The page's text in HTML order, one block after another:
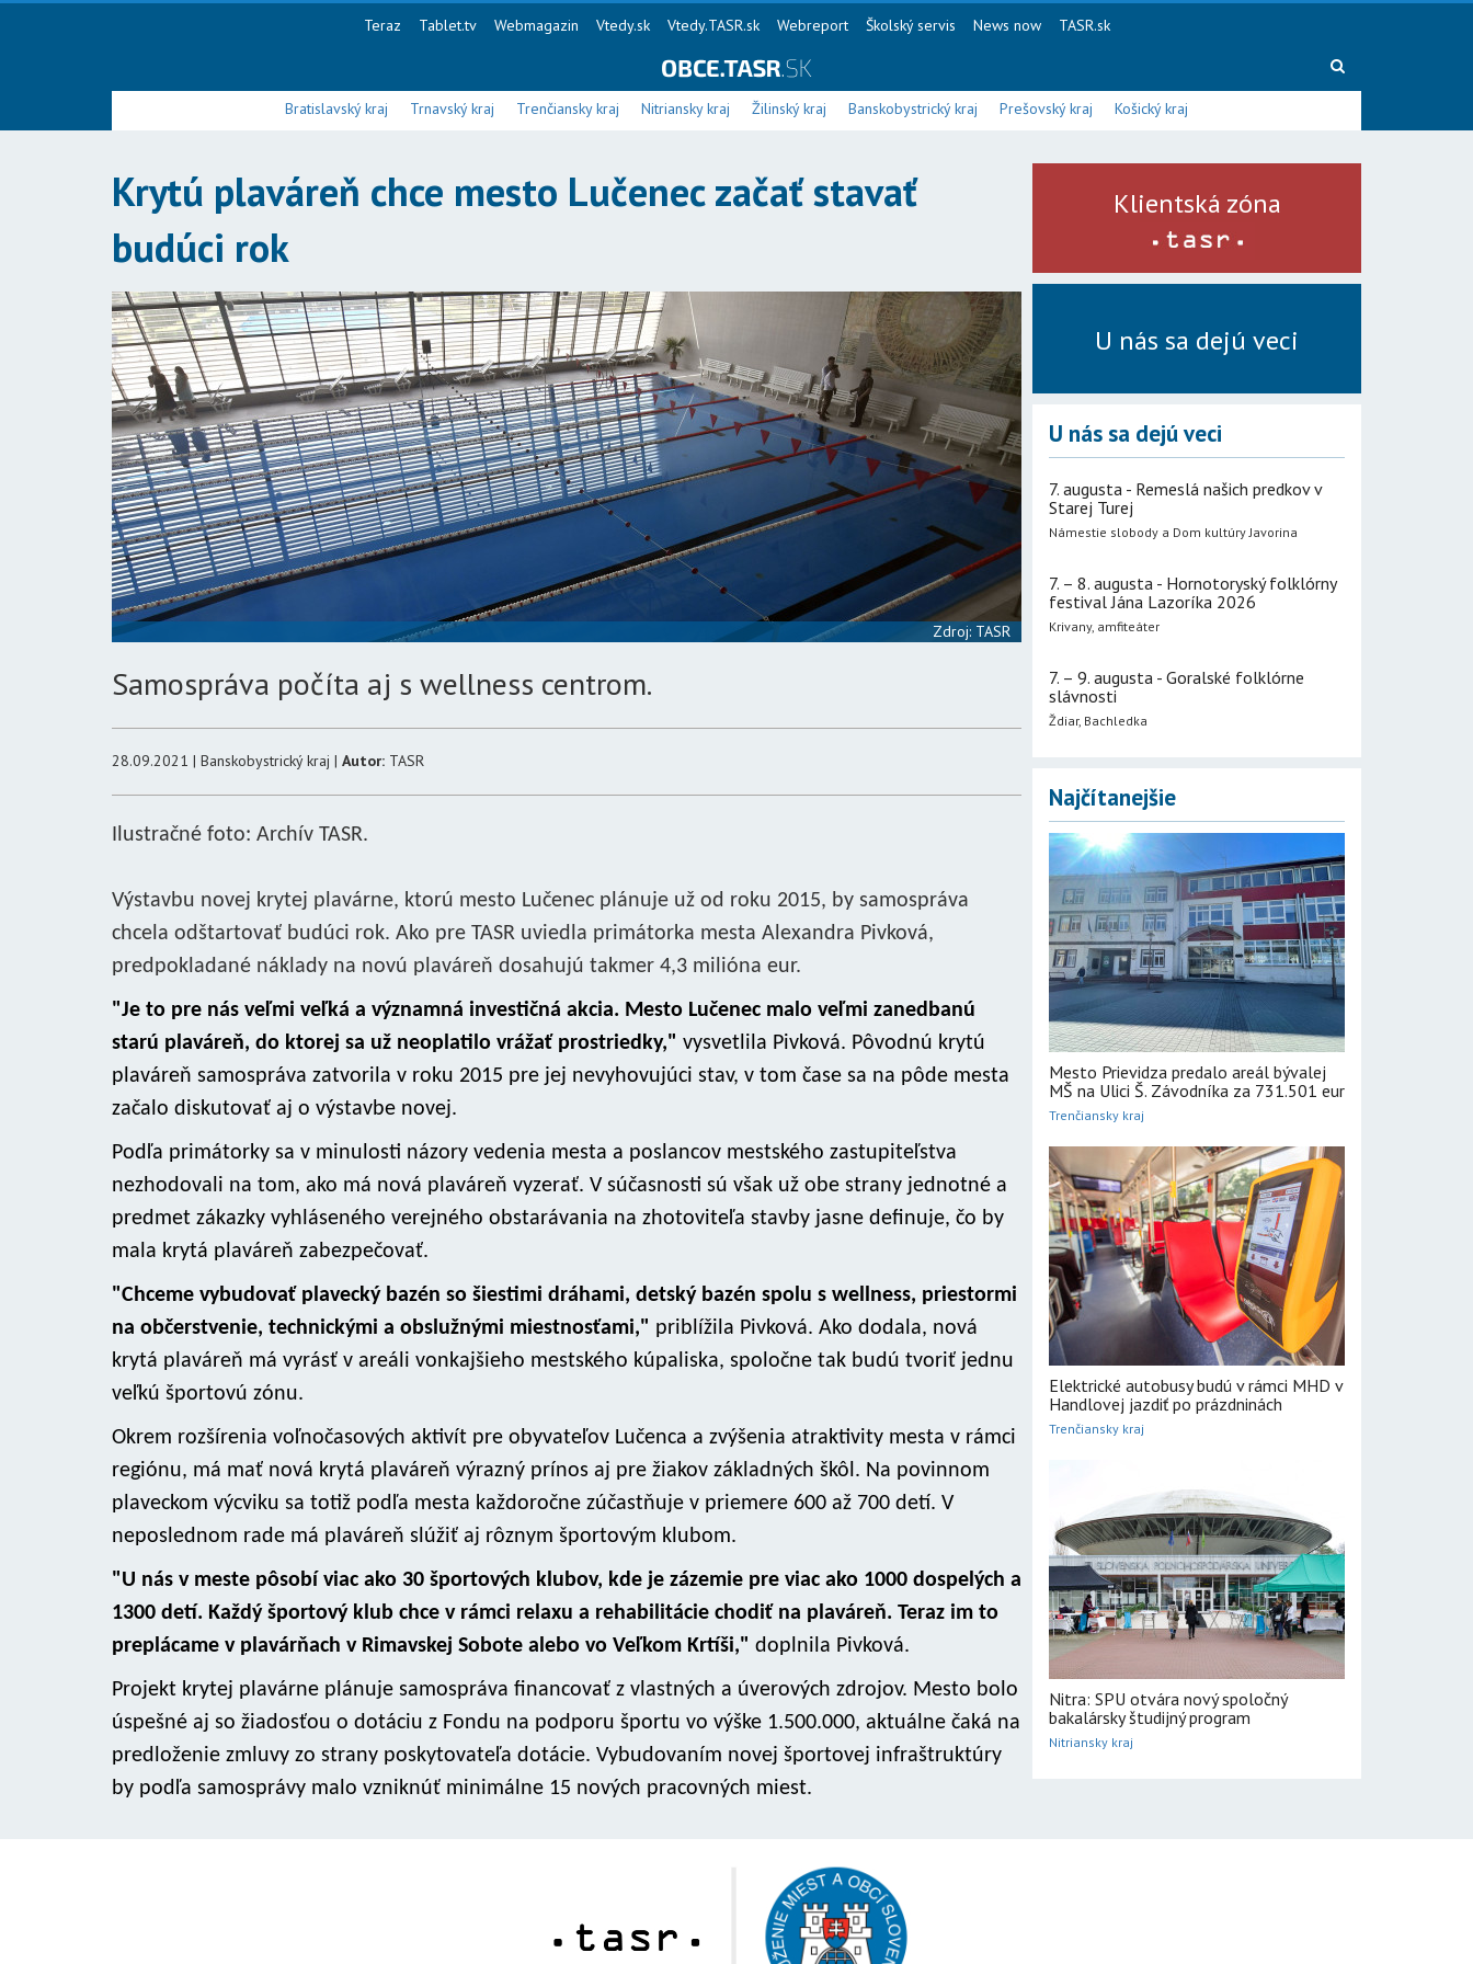
Teraz Tablet.tv Webmagazin Vtedy.sk Vtedy.TASR.sk Webreport Školský servis News now TASR.sk
Bratislavský kraj Trnavský kraj Trenčiansky kraj Nitriansky kraj Žilinský kraj Banskobystrický kraj Prešovský kraj Košický kraj
Krytú plaváreň chce mesto Lučenec začať stavať
budúci rok
Zdroj: TASR
Samospráva počíta aj s wellness centrom.
28.09.2021 | Banskobystrický kraj | Autor: TASR
Ilustračné foto: Archív TASR.
Výstavbu novej krytej plavárne, ktorú mesto Lučenec plánuje už od roku 2015, by samospráva
chcela odštartovať budúci rok. Ako pre TASR uviedla primátorka mesta Alexandra Pivková,
predpokladané náklady na novú plaváreň dosahujú takmer 4,3 milióna eur.
"Je to pre nás veľmi veľká a významná investičná akcia. Mesto Lučenec malo veľmi zanedbanú
starú plaváreň, do ktorej sa už neoplatilo vrážať prostriedky," vysvetlila Pivková. Pôvodnú krytú
plaváreň samospráva zatvorila v roku 2015 pre jej nevyhovujúci stav, v tom čase sa na pôde mesta
začalo diskutovať aj o výstavbe novej.
Podľa primátorky sa v minulosti názory vedenia mesta a poslancov mestského zastupiteľstva
nezhodovali na tom, ako má nová plaváreň vyzerať. V súčasnosti sú však už obe strany jednotné a
predmet zákazky vyhláseného verejného obstarávania na zhotoviteľa stavby jasne definuje, čo by
mala krytá plaváreň zabezpečovať.
"Chceme vybudovať plavecký bazén so šiestimi dráhami, detský bazén spolu s wellness, priestormi
na občerstvenie, technickými a obslužnými miestnosťami," priblížila Pivková. Ako dodala, nová
krytá plaváreň má vyrásť v areáli vonkajšieho mestského kúpaliska, spoločne tak budú tvoriť jednu
veľkú športovú zónu.
Okrem rozšírenia voľnočasových aktivít pre obyvateľov Lučenca a zvýšenia atraktivity mesta v rámci
regiónu, má mať nová krytá plaváreň výrazný prínos aj pre žiakov základných škôl. Na povinnom
plaveckom výcviku sa totiž podľa mesta každoročne zúčastňuje v priemere 600 až 700 detí. V
neposlednom rade má plaváreň slúžiť aj rôznym športovým klubom.
"U nás v meste pôsobí viac ako 30 športových klubov, kde je zázemie pre viac ako 1000 dospelých a
1300 detí. Každý športový klub chce v rámci relaxu a rehabilitácie chodiť na plaváreň. Teraz im to
preplácame v plavárňach v Rimavskej Sobote alebo vo Veľkom Krtíši," doplnila Pivková.
Projekt krytej plavárne plánuje samospráva financovať z vlastných a úverových zdrojov. Mesto bolo
úspešné aj so žiadosťou o dotáciu z Fondu na podporu športu vo výške 1.500.000, aktuálne čaká na
predloženie zmluvy zo strany poskytovateľa dotácie. Vybudovaním novej športovej infraštruktúry
by podľa samosprávy malo vzniknúť minimálne 15 nových pracovných miest.
Klientská zóna
U nás sa dejú veci
U nás sa dejú veci
7. augusta - Remeslá našich predkov v
Starej Turej
Námestie slobody a Dom kultúry Javorina
7. – 8. augusta - Hornotoryský folklórny
festival Jána Lazoríka 2026
Krivany, amfiteáter
7. – 9. augusta - Goralské folklórne
slávnosti
Ždiar, Bachledka
Najčítanejšie
Mesto Prievidza predalo areál bývalej
MŠ na Ulici Š. Závodníka za 731.501 eur
Trenčiansky kraj
Elektrické autobusy budú v rámci MHD v
Handlovej jazdiť po prázdninách
Trenčiansky kraj
Nitra: SPU otvára nový spoločný
bakalársky študijný program
Nitriansky kraj